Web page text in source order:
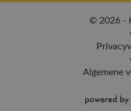
© 2026 -
Algemene